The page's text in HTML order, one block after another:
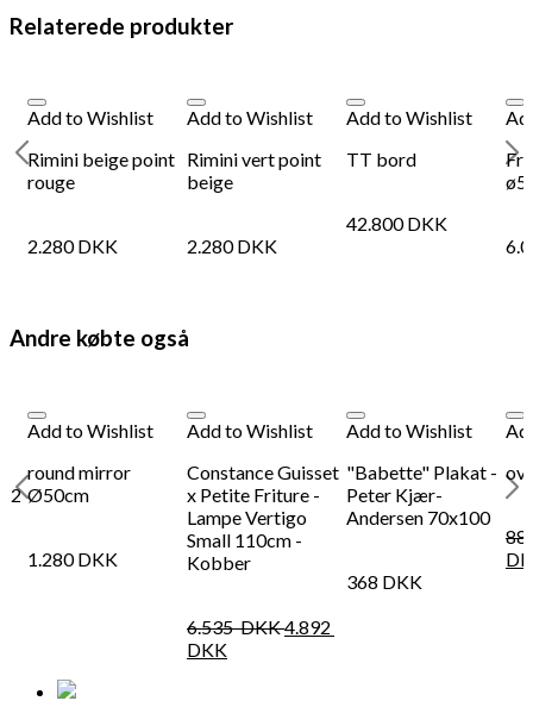
Relaterede produkter
Add to Wishlist
Rimini beige point
rouge
2.280DKK
Add to Wishlist
Rimini vert point
beige
2.280DKK
Add to Wishlist
TT bord
42.800DKK
Andre købte også
2
Add to Wishlist
round mirror
Ø50cm
1.280DKK
Add to Wishlist
Constance Guisset
x Petite Friture -
Lampe Vertigo
Small 110cm -
Kobber
6.535DKK4.892
DKK
Add to Wishlist
"Babette" Plakat -
Peter Kjær-
Andersen 70x100
368 DKK